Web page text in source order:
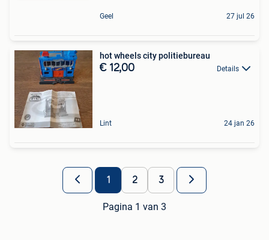
Geel 27 jul 26
hot wheels city politiebureau
€ 12,00 Details
Lint 24 jan 26
1 2 3
Pagina 1 van 3